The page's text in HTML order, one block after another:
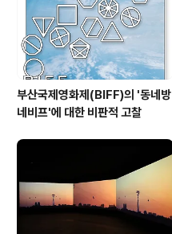
부산국제영화제(BIFF)의 '동네방
네비프'에 대한 비판적 고찰